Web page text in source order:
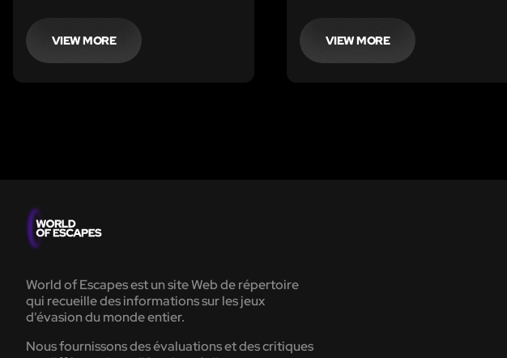
team is uitgenodigd!Jullie target:
het Fintra bankkantoor.
VIEW MORE
goedlachse man, ontvluchtte het
Verenigd Koninkrijk tijdens de
Groote Oorlog en woonde een tijdje
VIEW MORE
World of Escapes est un site Web de répertoire
qui recueille des informations sur les jeux
d'évasion du monde entier.
Nous fournissons des évaluations et des critiques